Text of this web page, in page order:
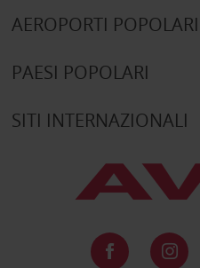
AEROPORTI POPOLARI
PAESI POPOLARI
SITI INTERNAZIONALI